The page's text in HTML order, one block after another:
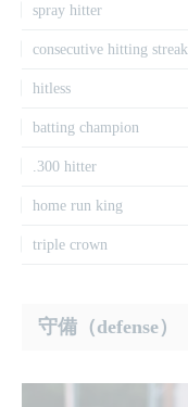
spray hitter
consecutive hitting streak
hitless
batting champion
.300 hitter
home run king
triple crown
守備（defense）